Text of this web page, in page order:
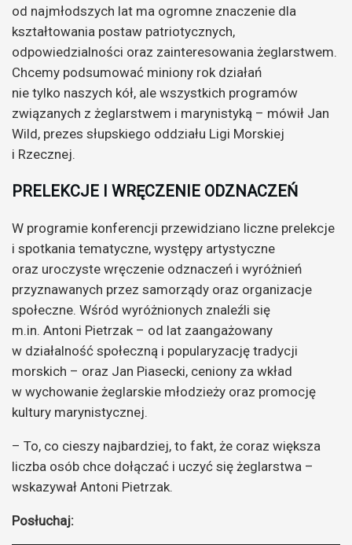
od najmłodszych lat ma ogromne znaczenie dla
kształtowania postaw patriotycznych,
odpowiedzialności oraz zainteresowania żeglarstwem.
Chcemy podsumować miniony rok działań
nie tylko naszych kół, ale wszystkich programów
związanych z żeglarstwem i marynistyką – mówił Jan
Wild, prezes słupskiego oddziału Ligi Morskiej
i Rzecznej.
PRELEKCJE I WRĘCZENIE ODZNACZEŃ
W programie konferencji przewidziano liczne prelekcje
i spotkania tematyczne, występy artystyczne
oraz uroczyste wręczenie odznaczeń i wyróżnień
przyznawanych przez samorządy oraz organizacje
społeczne. Wśród wyróżnionych znaleźli się
m.in. Antoni Pietrzak – od lat zaangażowany
w działalność społeczną i popularyzację tradycji
morskich – oraz Jan Piasecki, ceniony za wkład
w wychowanie żeglarskie młodzieży oraz promocję
kultury marynistycznej.
– To, co cieszy najbardziej, to fakt, że coraz większa
liczba osób chce dołączać i uczyć się żeglarstwa –
wskazywał Antoni Pietrzak.
Posłuchaj: